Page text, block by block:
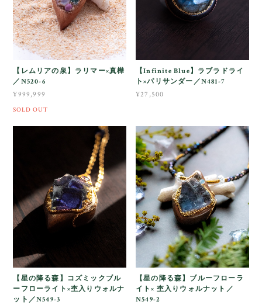
【レムリアの泉】ラリマー×真樺
／N520-6
¥999,999
SOLD OUT
【Infinite Blue】ラブラドライ
ト×パリサンダー／N481-7
¥27,500
【星の降る森】コズミックブル
ーフローライト×杢入りウォルナ
ット／N549-3
【星の降る森】ブルーフローラ
イト× 杢入りウォルナット／
N549-2